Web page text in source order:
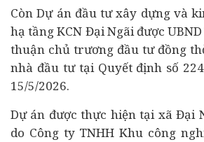
Còn Dự án đầu tư xây dựng và
hạ tầng KCN Đại Ngãi được
thuận chủ trương đầu tư đồng
nhà đầu tư tại Quyết định số
15/5/2026.
Dự án được thực hiện tại xã Đại
do Công ty TNHH Khu công